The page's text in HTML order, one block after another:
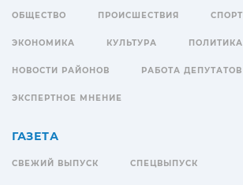
ОБЩЕСТВО ПРОИСШЕСТВИЯ СПОРТ
ЭКОНОМИКА КУЛЬТУРА ПОЛИТИКА
НОВОСТИ РАЙОНОВ РАБОТА ДЕПУТАТОВ
ЭКСПЕРТНОЕ МНЕНИЕ
ГАЗЕТА
СВЕЖИЙ ВЫПУСК СПЕЦВЫПУСК